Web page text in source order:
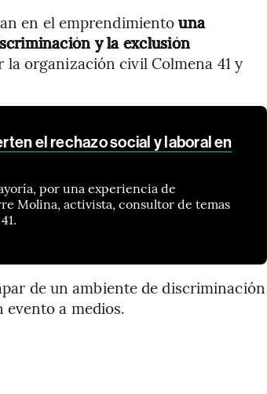
en el emprendimientouna
y la exclusión
organización civil Colmena 41 y
el rechazo social y laboral en
por una experiencia de
Molina, activista, consultor de temas
de un ambiente de discriminación
a medios.